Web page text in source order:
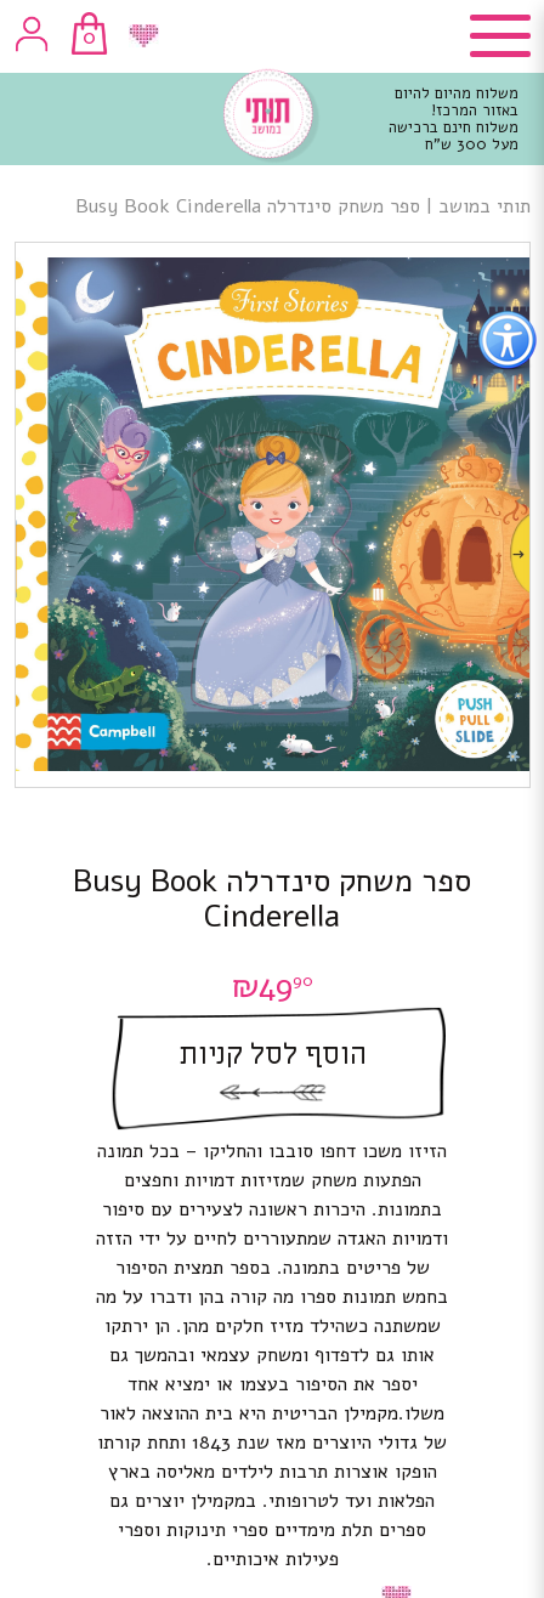
כפתור
לפתיחת
תפריט
נגישות
0
משלוח מהיום להיום
באזור המרכז!
משלוח חינם ברכישה
מעל 300 ש"ח
מרכזי
תותי במושב | ספר משחק סינדרלה Busy Book Cinderella
ספר משחק סינדרלה Busy Book
Cinderella
₪4990
הוסף לסל קניות
הזיזו משכו דחפו סובבו והחליקו – בכל תמונה
הפתעות משחק שמזיזות דמויות וחפצים
בתמונות. היכרות ראשונה לצעירים עם סיפור
ודמויות האגדה שמתעוררים לחיים על ידי הזזה
של פריטים בתמונה. בספר תמצית הסיפור
בחמש תמונות ספרו מה קורה בהן ודברו על מה
שמשתנה כשהילד מזיז חלקים מהן. הן ירתקו
אותו גם לדפדוף ומשחק עצמאי ובהמשך גם
יספר את הסיפור בעצמו או ימציא אחד
משלו.מקמילן הבריטית היא בית ההוצאה לאור
של גדולי היוצרים מאז שנת 1843 ותחת קורתו
הופקו אוצרות תרבות לילדים מאליסה בארץ
הפלאות ועד לטרופותי. במקמילן יוצרים גם
ספרים תלת מימדיים ספרי תינוקות וספרי
פעילות איכותיים.